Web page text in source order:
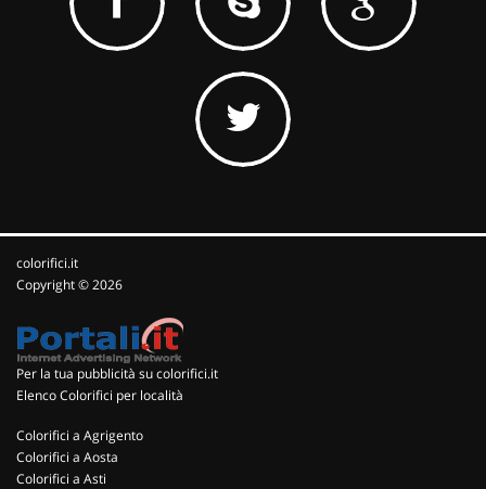
colorifici.it
Copyright © 2026
Per la tua pubblicità su colorifici.it
Elenco Colorifici per località
Colorifici a Agrigento
Colorifici a Aosta
Colorifici a Asti